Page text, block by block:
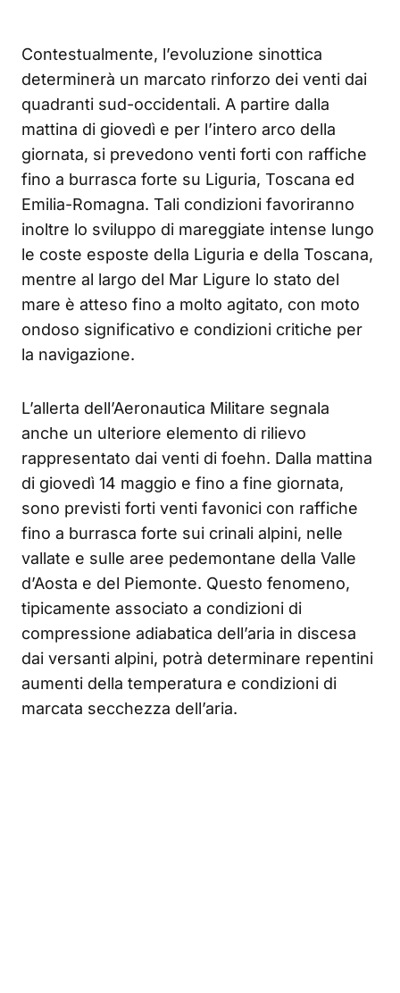
Contestualmente, l’evoluzione sinottica
determinerà un marcato rinforzo dei venti dai
quadranti sud-occidentali. A partire dalla
mattina di giovedì e per l’intero arco della
giornata, si prevedono venti forti con raffiche
fino a burrasca forte su Liguria, Toscana ed
Emilia-Romagna. Tali condizioni favoriranno
inoltre lo sviluppo di mareggiate intense lungo
le coste esposte della Liguria e della Toscana,
mentre al largo del Mar Ligure lo stato del
mare è atteso fino a molto agitato, con moto
ondoso significativo e condizioni critiche per
la navigazione.
L’allerta dell’Aeronautica Militare segnala
anche un ulteriore elemento di rilievo
rappresentato dai venti di foehn. Dalla mattina
di giovedì 14 maggio e fino a fine giornata,
sono previsti forti venti favonici con raffiche
fino a burrasca forte sui crinali alpini, nelle
vallate e sulle aree pedemontane della Valle
d’Aosta e del Piemonte. Questo fenomeno,
tipicamente associato a condizioni di
compressione adiabatica dell’aria in discesa
dai versanti alpini, potrà determinare repentini
aumenti della temperatura e condizioni di
marcata secchezza dell’aria.